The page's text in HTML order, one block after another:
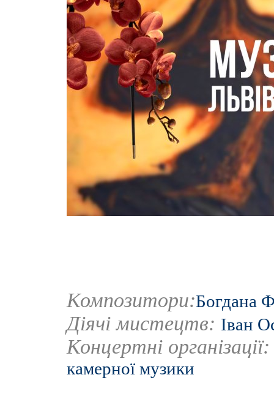
Композитори:Богдана
Діячі мистецтв: Іван
Концертні
камерної музики